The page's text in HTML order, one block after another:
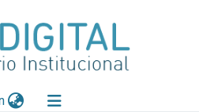
(current)